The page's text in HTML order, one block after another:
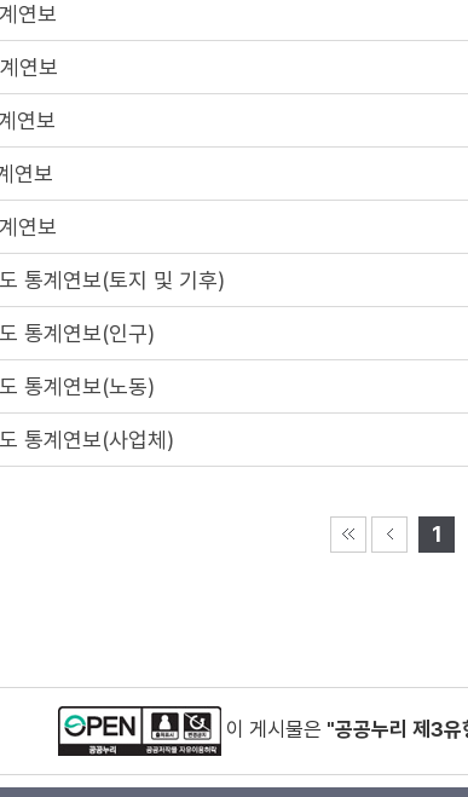
연보
연보
연보
연보
연보
통계연보(토지 및 기후)
통계연보(인구)
통계연보(노동)
통계연보(사업체)
1
이 게시물은 "공공누리 제3